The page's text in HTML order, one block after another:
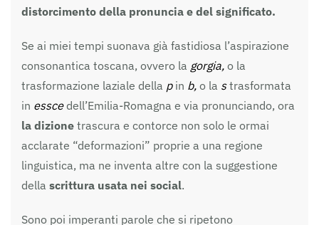
distorcimento della pronuncia e del significato.
Se ai miei tempi suonava già fastidiosa l’aspirazione
consonantica toscana, ovvero la gorgia, o la
trasformazione laziale della p in b, o la strasformata
in esscedell’Emilia-Romagna e via pronunciando, ora
la dizione trascura e contorce non solo le ormai
acclarate “deformazioni” proprie a una regione
linguistica, ma ne inventa altre con la suggestione
della scrittura usata nei social.
Sono poi imperanti parole che si ripetono